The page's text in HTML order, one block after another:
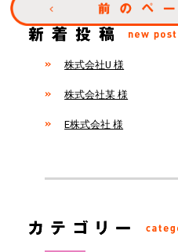
株式会社U 様
株式会社某 様
E株式会社 様